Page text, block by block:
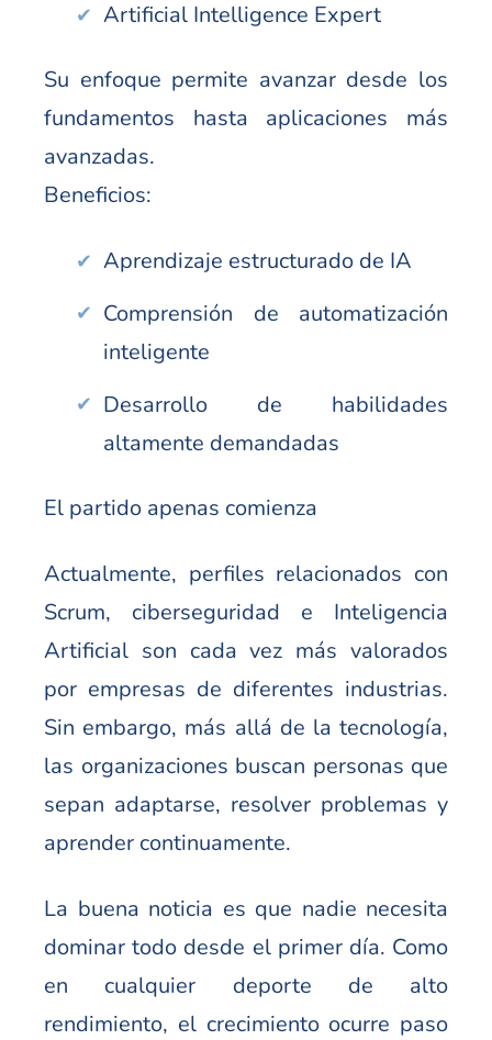
Artificial Intelligence Expert
Su enfoque permite avanzar desde los
fundamentos hasta aplicaciones más
avanzadas.
Beneficios:
Aprendizaje estructurado de IA
Comprensión de automatización
inteligente
Desarrollo de habilidades
altamente demandadas
El partido apenas comienza
Actualmente, perfiles relacionados con
Scrum, ciberseguridad e Inteligencia
Artificial son cada vez más valorados
por empresas de diferentes industrias.
Sin embargo, más allá de la tecnología,
las organizaciones buscan personas que
sepan adaptarse, resolver problemas y
aprender continuamente.
La buena noticia es que nadie necesita
dominar todo desde el primer día. Como
en cualquier deporte de alto
rendimiento, el crecimiento ocurre paso